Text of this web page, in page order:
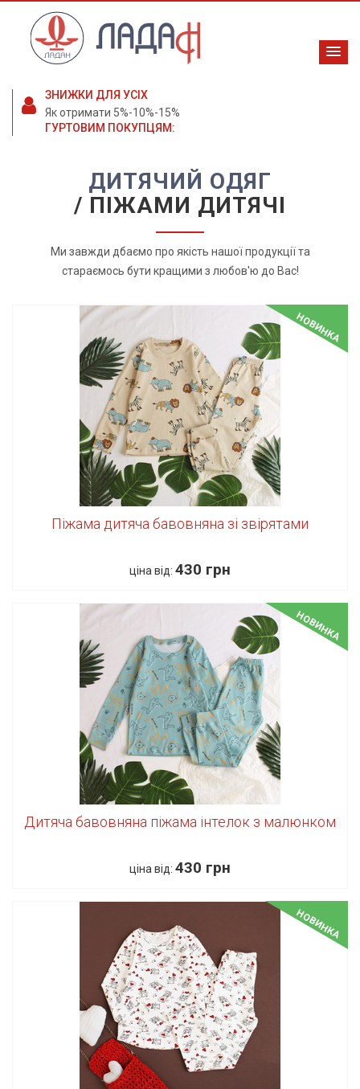
ЗНИЖКИ ДЛЯ УСІХ
Як отримати 5%-10%-15%
ГУРТОВИМ ПОКУПЦЯМ:
ДИТЯЧИЙ ОДЯГ
/ ПІЖАМИ ДИТЯЧІ
Ми завжди дбаємо про якість нашої продукції та
стараємось бути кращими з любов'ю до Вас!
НОВИНКА
Піжама дитяча бавовняна зі звірятами
ціна від: 430 грн
НОВИНКА
Дитяча бавовняна піжама інтелок з малюнком
ціна від: 430 грн
НОВИНКА